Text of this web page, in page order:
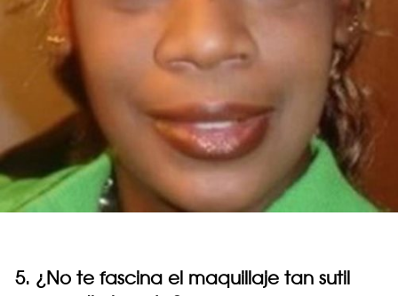
5. ¿No te fascina el maquillaje tan sutil